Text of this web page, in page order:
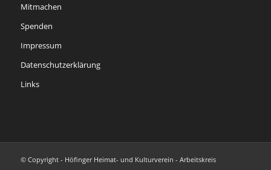
Mitmachen
Spenden
Impressum
Datenschutzerklärung
Links
© Copyright - Höfinger Heimat- und Kulturverein - Arbeitskreis